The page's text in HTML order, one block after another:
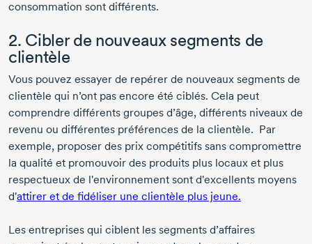
consommation sont différents.
2. Cibler de nouveaux segments de
clientèle
Vous pouvez essayer de repérer de nouveaux segments de
clientèle qui n’ont pas encore été ciblés. Cela peut
comprendre différents groupes d’âge, différents niveaux de
revenu ou différentes préférences de la clientèle. Par
exemple, proposer des prix compétitifs sans compromettre
la qualité et promouvoir des produits plus locaux et plus
respectueux de l'environnement sont d'excellents moyens
d'attirer et de fidéliser une clientèle plus jeune.
Les entreprises qui ciblent les segments d’affaires